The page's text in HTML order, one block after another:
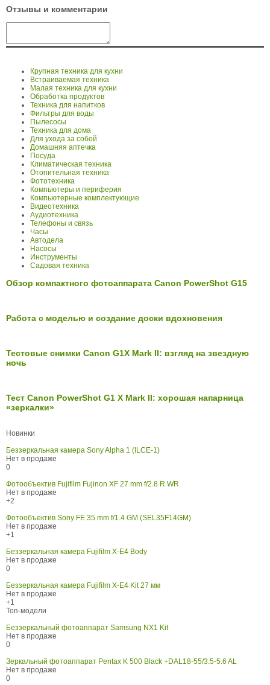
Отзывы и комментарии
Крупная техника для кухни
Встраиваемая техника
Малая техника для кухни
Обработка продуктов
Техника для напитков
Фильтры для воды
Пылесосы
Техника для дома
Для ухода за собой
Домашняя аптечка
Посуда
Климатическая техника
Отопительная техника
Фототехника
Компьютеры и периферия
Компьютерные комплектующие
Видеотехника
Аудиотехника
Телефоны и связь
Часы
Автодела
Насосы
Инструменты
Садовая техника
Обзор компактного фотоаппарата Canon PowerShot G15
Работа с моделью и создание доски вдохновения
Тестовые снимки Canon G1X Mark II: взгляд на звездную
ночь
Тест Canon PowerShot G1 X Mark II: хорошая напарница
«зеркалки»
Новинки
Беззеркальная камера Sony Alpha 1 (ILCE-1)
Нет в продаже
0
Фотообъектив Fujifilm Fujinon XF 27 mm f/2.8 R WR
Нет в продаже
+2
Фотообъектив Sony FE 35 mm f/1.4 GM (SEL35F14GM)
Нет в продаже
+1
Беззеркальная камера Fujifilm X-E4 Body
Нет в продаже
0
Беззеркальная камера Fujifilm X-E4 Kit 27 мм
Нет в продаже
+1
Топ-модели
Беззеркальный фотоаппарат Samsung NX1 Kit
Нет в продаже
0
Зеркальный фотоаппарат Pentax K 500 Black +DAL18-55/3.5-5.6 AL
Нет в продаже
0